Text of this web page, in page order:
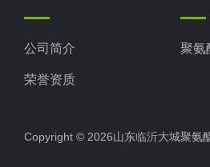
公司简介
荣誉资质
聚氨
Copyright © 2026山东临沂大城聚